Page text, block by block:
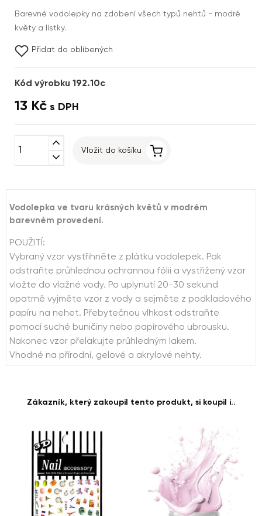
Barevné vodolepky na zdobení všech typů nehtů - modré
květy a lístky.
Přidat do oblíbených
Kód výrobku 192.10c
13 Kč s DPH
expand_less
expand_more
Vložit do košíku
Vodolepka ve tvaru krásných květů v modrém
barevném provedení.
POUŽITÍ:
Vybraný vzor vystřihněte z plátku vodolepek. Pak
odstraňte průhlednou ochrannou fólii a vystřižený vzor
vložte do vlažné vody. Po uplynutí 20-30 sekund
opatrně vyjměte vzor z vody a sejměte z podkladového
papíru na nehet. Přebytečnou vlhkost odstraňte
pomocí suché buničiny nebo papírového ubrousku.
Nakonec vzor přelakujte průhledným lakem.
Vhodné na přírodní, gelové a akrylové nehty.
Zákazník, který zakoupil tento produkt, si koupil i..